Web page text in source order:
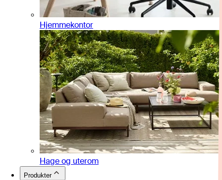
Hjemmekontor
Hage og uterom
Produkter